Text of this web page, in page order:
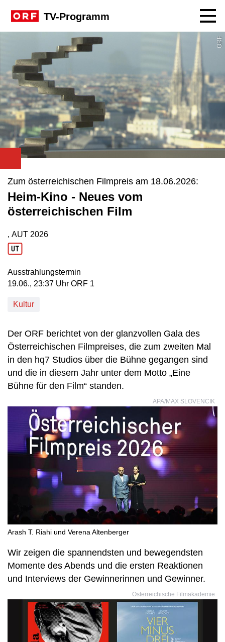
TV-Programm
ORF
Zum österreichischen Filmpreis am 18.06.2026:
Heim-Kino - Neues vom
österreichischen Film
Produktionsland: AUT
, AUT
Produktionsjahr: 2026
2026
Ausstrahlungstermin
19. Juni, 23:37 Uhr in ORF 1
19.06., 23:37 Uhr ORF 1
Kultur
Der ORF berichtet von der glanzvollen Gala des
Österreichischen Filmpreises, die zum zweiten Mal
in den hq7 Studios über die Bühne gegangen sind
und die in diesem Jahr unter dem Motto „Eine
Bühne für den Film“ standen.
APA/MAX SLOVENCIK
Arash T. Riahi und Verena Altenberger
Wir zeigen die spannendsten und bewegendsten
Momente des Abends und die ersten Reaktionen
und Interviews der Gewinnerinnen und Gewinner.
Österreichische Filmakademie